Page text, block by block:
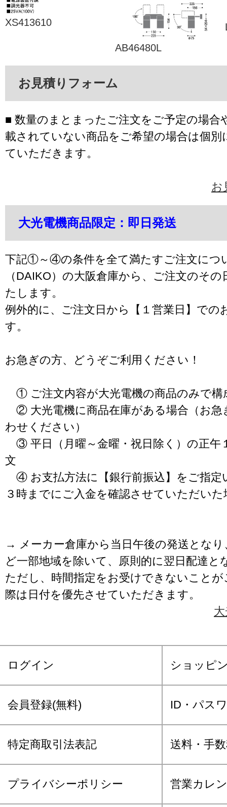
XS413610
AB46480L
お見積りフォーム
■ 数量のまとまったご注文をご予定の場合
載されていない商品をご希望の場合は個別
ていただきます。
お
大光電機商品限定：即日発送
下記①～④の条件を全て満たすご注文につ
（DAIKO）の大阪倉庫から、ご注文のそ
たします。
例外的に、ご注文日から【１営業日】での
す。
お急ぎの方、どうぞご利用ください！
① ご注文内容が大光電機の商品のみで構
② 大光電機に商品在庫がある場合（お急
わせください）
③ 平日（月曜～金曜・祝日除く）の正午
文
④ お支払方法に【銀行前振込】をご指定
３時までにご入金を確認させていただいた
→ メーカー倉庫から当日午後の発送となり
ど一部地域を除いて、原則的に翌日配達と
ただし、時間指定をお受けできないこと
際は日付を優先させていただきます。
ログイン ショッピ
会員登録(無料) ID・パス
特定商取引法表記 送料・手
プライバシーポリシー 営業カレ